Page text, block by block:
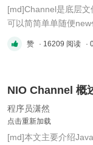
[md]Channel是底层
可以简简单单随便new创建出
方法以及其他方法 ### 创建方法分类 !
orient/
赞 · 16209 阅读 ·
NIO Channel 概
程序员潇然
点击重新加载
[md]本文主要介绍Java